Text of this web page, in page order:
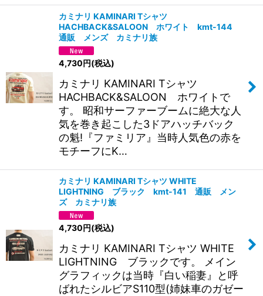
カミナリ KAMINARI Tシャツ
HACHBACK&SALOON ホワイト kmt-144
通販 メンズ カミナリ族
4,730円(税込)
カミナリ KAMINARI Tシャツ
HACHBACK&SALOON ホワイトで
す。 昭和サーファーブームに絶大な人
気を巻き起こした3ドアハッチバック
の魁!『ファミリア』当時人気色の赤を
モチーフにK…
カミナリ KAMINARI Tシャツ WHITE
LIGHTNING ブラック kmt-141 通販 メン
ズ カミナリ族
4,730円(税込)
カミナリ KAMINARI Tシャツ WHITE
LIGHTNING ブラックです。 メイン
グラフィックは当時『白い稲妻』と呼
ばれたシルビアS110型(姉妹車のガゼー